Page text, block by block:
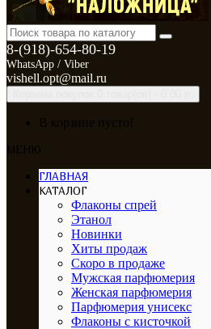
8-(918)-654-80-19
WhatsApp / Viber
vishell.opt@mail.ru
ГЛАВНАЯ
КАТАЛОГ
Флаконы спрей
Этанол
Новинки
Хиты продаж
Скоро в продаже
Мужская парфюмерия
Женская парфюмерия
Парфюмерия унисекс
Флаконы с кисточкой